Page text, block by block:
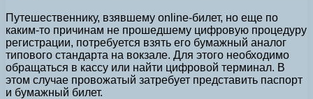
Путешественнику, взявшему online-билет, но еще по
каким-то причинам не прошедшему цифровую процедуру
регистрации, потребуется взять его бумажный аналог
типового стандарта на вокзале. Для этого необходимо
обращаться в кассу или найти цифровой терминал. В
этом случае провожатый затребует представить паспорт
и бумажный билет.